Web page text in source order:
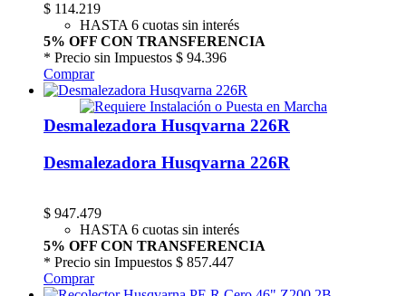
$ 114.219
HASTA 6 cuotas sin interés
5% OFF CON TRANSFERENCIA
* Precio sin Impuestos $ 94.396
Comprar
Desmalezadora Husqvarna 226R
Desmalezadora Husqvarna 226R
$ 947.479
HASTA 6 cuotas sin interés
5% OFF CON TRANSFERENCIA
* Precio sin Impuestos $ 857.447
Comprar